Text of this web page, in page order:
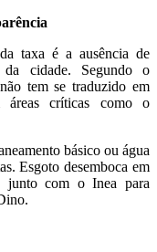
taxa é a ausência de
da cidade. Segundo o
tem se traduzido em
áreas críticas como o
básico ou água
Esgoto desemboca em
junto com o Inea para